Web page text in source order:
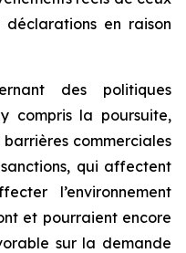
déclarations en raison
des politiques
compris la poursuite,
barrières commerciales
qui affectent
l’environnement
et pourraient encore
sur la demande